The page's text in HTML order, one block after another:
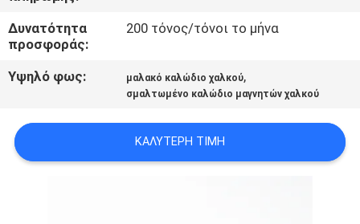
ΕΙΔΉΣΕΙΣ
ΈΝΑ
ΑΠΌΣΠΑΣΜΑ
Δυνατότητα
προσφοράς:
200 τόνος/τόνοι το μήνα
Υψηλό φως: μαλακό καλώδιο χαλκού,
σμαλτωμένο καλώδιο μαγνητών χαλκού
ΚΑΛΎΤΕΡΗ ΤΙΜΉ